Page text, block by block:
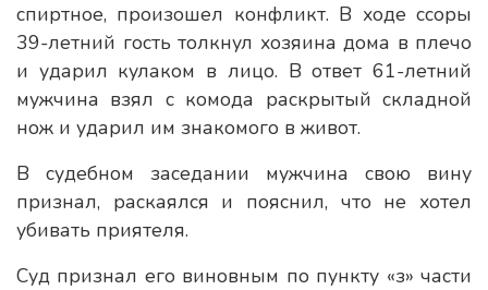
спиртное, произошел конфликт. В ходе ссоры
39-летний гость толкнул хозяина дома в плечо
и ударил кулаком в лицо. В ответ 61-летний
мужчина взял с комода раскрытый складной
нож и ударил им знакомого в живот.
В судебном заседании мужчина свою вину
признал, раскаялся и пояснил, что не хотел
убивать приятеля.
Суд признал его виновным по пункту «з» части